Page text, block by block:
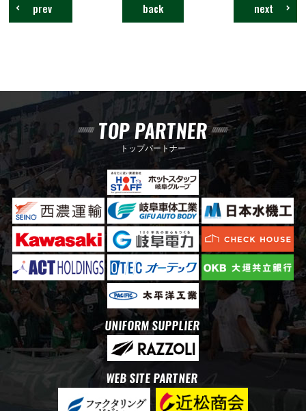
next
back
prev
TOP PARTNER
トップパートナー
UNIFORM SUPPLIER
WEB SITE PARTNER